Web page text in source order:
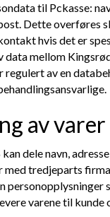
til Pckasse:
Dette overføres
hvis det er
data mellom
regulert av en
av varer
kan dele navn,
med tredjeparts
personopplysninger
varene til kunde